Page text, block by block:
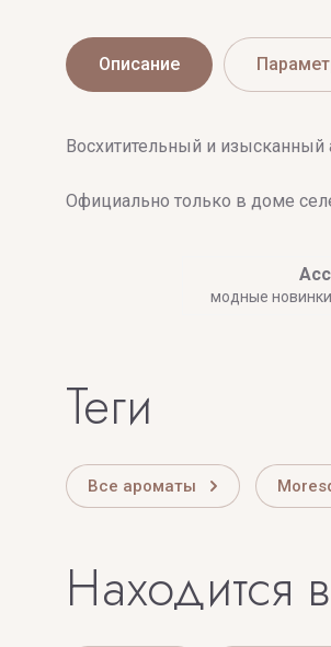
Описание
Восхитительный и
Официально только в доме
модные
теги
Все ароматы
Находится